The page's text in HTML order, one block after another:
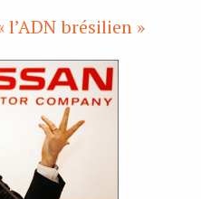
brésilien »